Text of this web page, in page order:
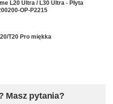
L20 Ultra / L30 Ultra - Płyta
OP-P2215
T20 Pro miękka
Masz pytania?